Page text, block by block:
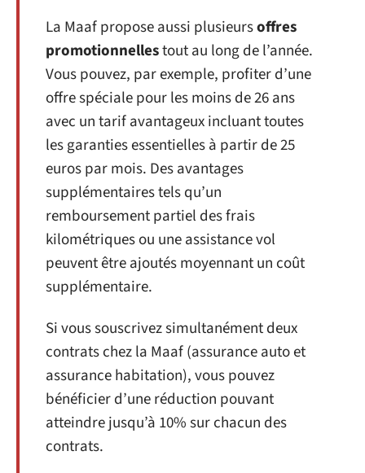
La Maaf propose aussi plusieursoffres
promotionnellestout au long de l’année.
Vous pouvez, par exemple, profiter d’une
offre spéciale pour les moins de 26 ans
avec un tarif avantageux incluant toutes
les garanties essentielles à partir de 25
euros par mois. Des avantages
supplémentaires tels qu’un
remboursement partiel des frais
kilométriques ou une assistance vol
peuvent être ajoutés moyennant un coût
supplémentaire.
Si vous souscrivez simultanément deux
contrats chez la Maaf (assurance auto et
assurance habitation), vous pouvez
bénéficier d’une réduction pouvant
atteindre jusqu’à 10% sur chacun des
contrats.